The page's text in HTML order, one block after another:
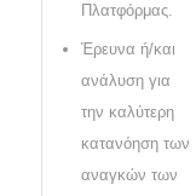
Πλατφόρμας.
Έρευνα ή/και
ανάλυση για
την καλύτερη
κατανόηση των
αναγκών των